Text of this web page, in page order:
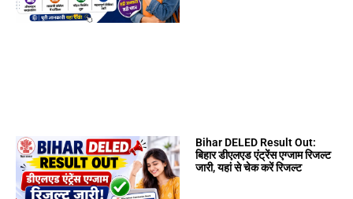
Bihar DELED Result Out:
बिहार डीएलएड एंट्रेंस एग्जाम रिजल्ट
जारी, यहां से चेक करें रिजल्ट